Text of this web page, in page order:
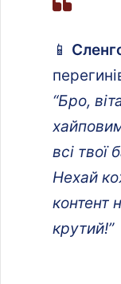
📱
“Бро,
всі твої
Нехай
контент
крутий!”